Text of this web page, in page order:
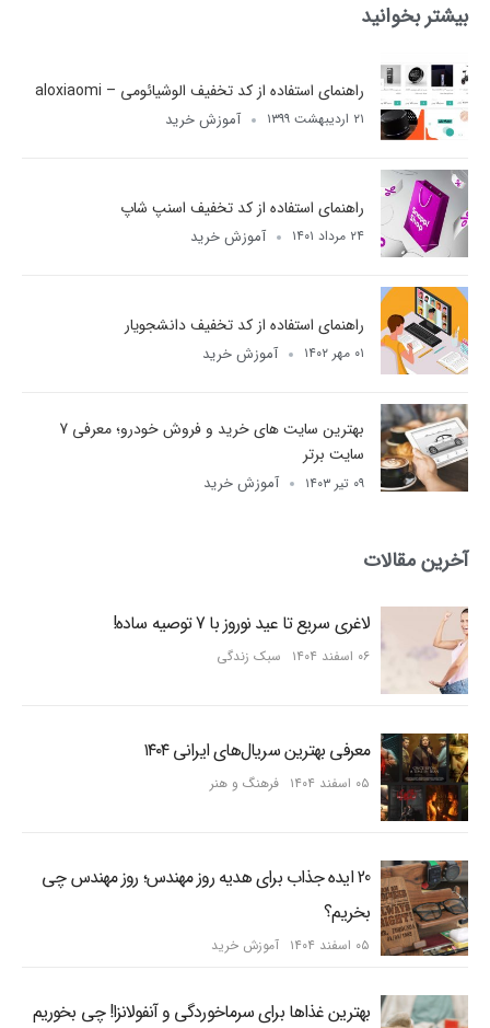
بیشتر بخوانید
راهنمای استفاده از کد تخفیف الوشیائومی – aloxiaomi
۲۱ اردیبهشت ۱۳۹۹ آموزش خرید
راهنمای استفاده از کد تخفیف اسنپ شاپ
۲۴ مرداد ۱۴۰۱ آموزش خرید
راهنمای استفاده از کد تخفیف دانشجویار
۰۱ مهر ۱۴۰۲ آموزش خرید
بهترین سایت های خرید و فروش خودرو؛ معرفی 7
سایت برتر
۰۹ تیر ۱۴۰۳ آموزش خرید
آخرین مقالات
لاغری سریع تا عید نوروز با 7 توصیه ساده!
۰۶ اسفند ۱۴۰۴ سبک زندگی
معرفی بهترین سریال‌های ایرانی ۱۴۰۴
۰۵ اسفند ۱۴۰۴ فرهنگ و هنر
20 ایده جذاب برای هدیه روز مهندس؛ روز مهندس چی
بخریم؟
۰۵ اسفند ۱۴۰۴ آموزش خرید
بهترین غذاها برای سرماخوردگی و آنفولانزا! چی بخوریم